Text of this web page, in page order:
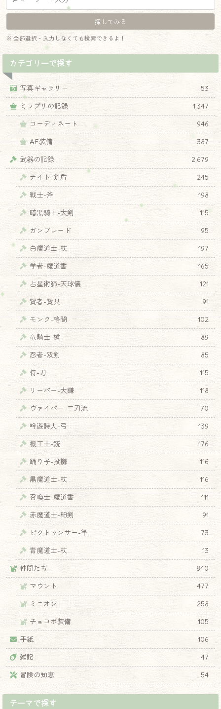
※ 全部選択・入力しなくても検索できるよ！
カテゴリーで探す
写真ギャラリー
53
ミラプリの記録
1,347
コーディネート
946
AF装備
387
武器の記録
2,679
ナイト-剣盾
245
戦士-斧
198
暗黒騎士-大剣
115
ガンブレード
95
白魔道士-杖
197
学者-魔道書
165
占星術師-天球儀
121
賢者-賢具
91
モンク-格闘
102
竜騎士-槍
89
忍者-双剣
85
侍-刀
115
リーパー-大鎌
118
ヴァイパー-二刀流
70
吟遊詩人-弓
139
機工士-銃
176
踊り子-投擲
116
黒魔道士-杖
116
召喚士-魔道書
111
赤魔道士-細剣
91
ピクトマンサー-筆
73
青魔道士-杖
13
仲間たち
840
マウント
477
ミニオン
258
チョコボ装備
105
手紙
106
雑記
47
冒険の知恵
54
テーマで探す